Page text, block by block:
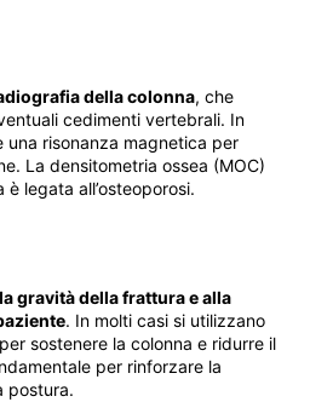
della colonna, che
cedimenti vertebrali. In
una risonanza magnetica per
La densitometria ossea (MOC)
legata all’osteoporosi.
gravità della frattura e alla
. In molti casi si utilizzano
sostenere la colonna e ridurre il
per rinforzare la
postura.